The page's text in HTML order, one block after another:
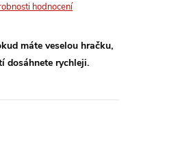
hodnocení
máte veselou hračku,
dosáhnete rychleji.